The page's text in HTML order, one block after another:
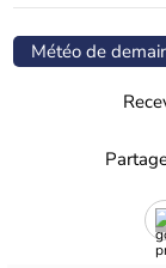
Météo de